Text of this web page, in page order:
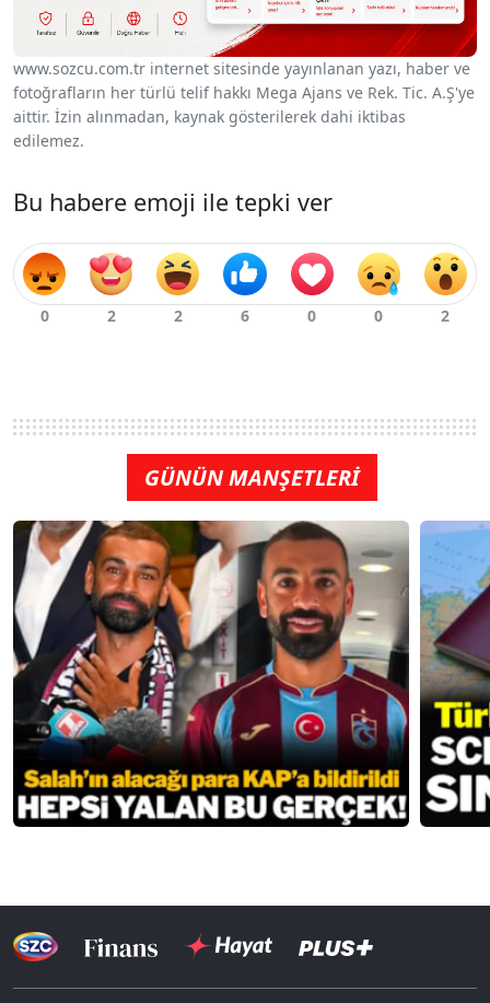
www.sozcu.com.tr internet sitesinde yayınlanan yazı, haber ve
fotoğrafların her türlü telif hakkı Mega Ajans ve Rek. Tic. A.Ş'ye
aittir. İzin alınmadan, kaynak gösterilerek dahi iktibas
edilemez.
Bu habere emoji ile tepki ver
GÜNÜN MANŞETLERİ